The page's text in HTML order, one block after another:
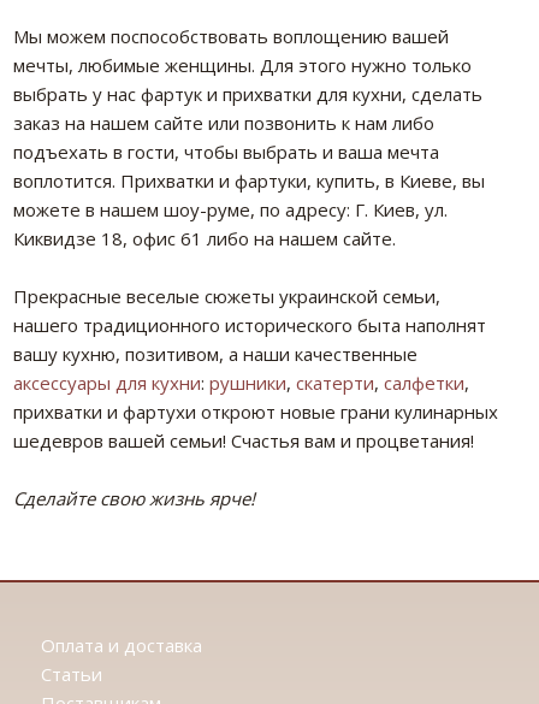
Мы можем поспособствовать воплощению вашей
мечты, любимые женщины. Для этого нужно только
выбрать у нас фартук и прихватки для кухни, сделать
заказ на нашем сайте или позвонить к нам либо
подъехать в гости, чтобы выбрать и ваша мечта
воплотится. Прихватки и фартуки, купить, в Киеве, вы
можете в нашем шоу-руме, по адресу: Г. Киев, ул.
Киквидзе 18, офис 61 либо на нашем сайте.
Прекрасные веселые сюжеты украинской семьи,
нашего традиционного исторического быта наполнят
вашу кухню, позитивом, а наши качественные
аксессуары для кухни:рушники,скатерти,салфетки,
прихватки и фартухи откроют новые грани кулинарных
шедевров вашей семьи! Счастья вам и процветания!
Сделайте свою жизнь ярче!
Оплата и доставка
Статьи